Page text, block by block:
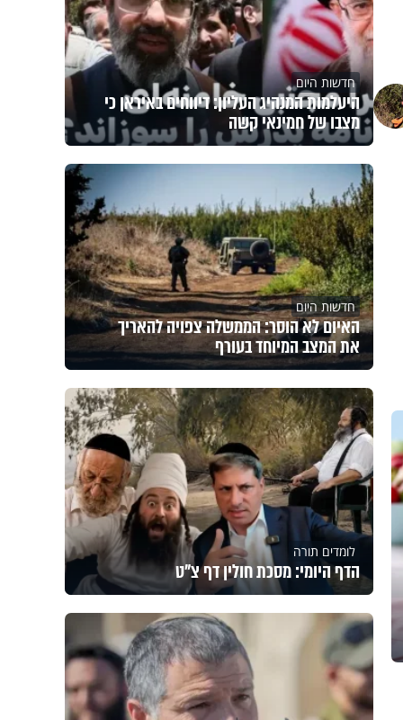
חדשות היום
היעלמות המנהיג העליון: דיווחים באיראן כי
מצבו של חמינאי קשה
חדשות היום
האיום לא הוסר: הממשלה צפויה להאריך
את המצב המיוחד בעורף
לומדים תורה
הדף היומי: מסכת חולין דף צ"ט